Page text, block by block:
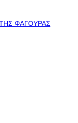
ΤΗΣ ΦΑΓΟΥΡΑΣ